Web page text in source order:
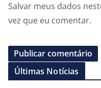
Salvar meus dados
vez que eu comentar.
Últimas Notícias